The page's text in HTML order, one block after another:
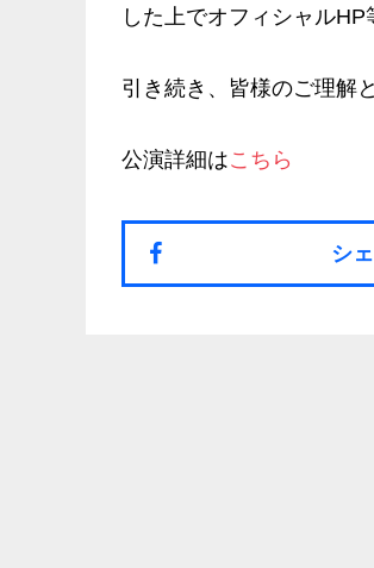
した上でオフィシャルHP
引き続き、皆様のご理解
公演詳細はこちら
シ